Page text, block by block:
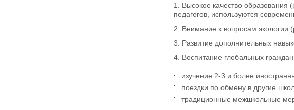
Высокое качество образования
педагогов, используются
Внимание к вопросам экологии
Развитие дополнительных
Воспитание глобальных
изучение 2-3 и более
поездки по обмену в другие
традиционные межшкольные